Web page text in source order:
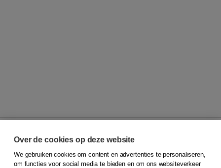
© 2026Koninklijke Boom uitgevers
Over de cookies op deze website
We gebruiken cookies om content en advertenties te personaliseren,
om functies voor social media te bieden en om ons websiteverkeer